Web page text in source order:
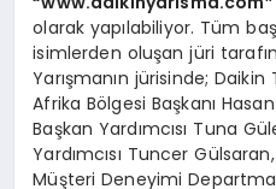
olarak yapılabiliyor. Tüm
isimlerden oluşan jüri
Yarışmanın jürisinde;
Afrika Bölgesi Başkanı
Başkan Yardımcısı Tuna
Yardımcısı Tuncer
Müşteri Deneyimi